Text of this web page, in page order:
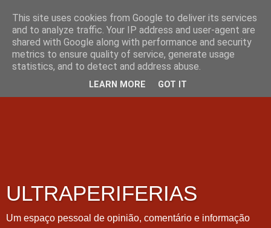
ULTRAPERIFERIAS
Um espaço pessoal de opinião, comentário e informação
This site uses cookies from Google to deliver its services
and to analyze traffic. Your IP address and user-agent are
shared with Google along with performance and security
metrics to ensure quality of service, generate usage
statistics, and to detect and address abuse.
LEARN MORE GOT IT